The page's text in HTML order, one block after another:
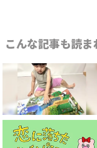
こんな記事も読